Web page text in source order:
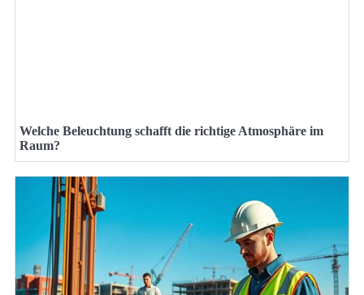
Welche Beleuchtung schafft die richtige Atmosphäre im
Raum?